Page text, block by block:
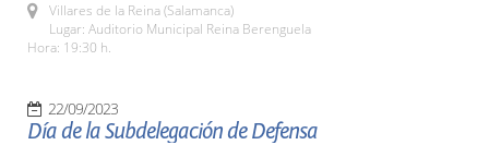
Villares de la Reina (Salamanca)
Lugar: Auditorio Municipal Reina Berenguela
Hora: 19:30 h.
22/09/2023
Día de la Subdelegación de Defensa